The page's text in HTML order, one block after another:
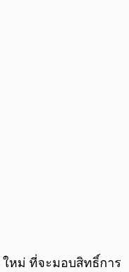
ใหม่ ที่จะมอบสิทธิ์การ